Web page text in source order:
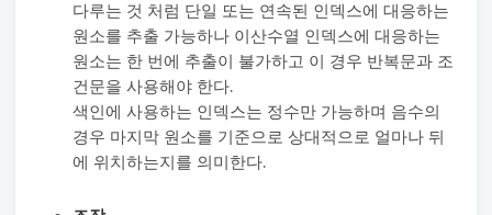
다루는 것 처럼 단일 또는 연속된 인덱스에 대응하는
원소를 추출 가능하나 이산수열 인덱스에 대응하는
원소는 한 번에 추출이 불가하고 이 경우 반복문과 조
건문을 사용해야 한다.
색인에 사용하는 인덱스는 정수만 가능하며 음수의
경우 마지막 원소를 기준으로 상대적으로 얼마나 뒤
에 위치하는지를 의미한다.